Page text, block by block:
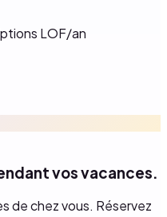
LOF/an
vos vacances.
de chez vous. Réservez